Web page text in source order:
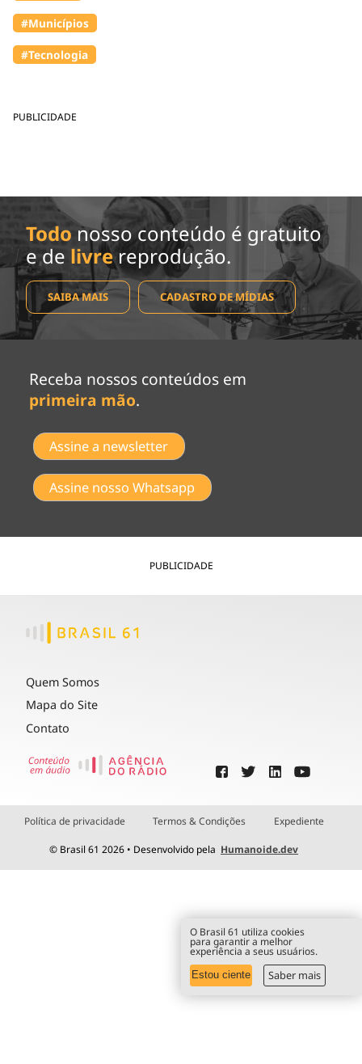
PUBLICIDADE
#Municípios
#Tecnologia
Todo nosso conteúdo é gratuito
e de livrereprodução.
SAIBA MAIS CADASTRO DE MÍDIAS
Receba nossos conteúdos em
primeira mão.
Assine a newsletter
Assine nosso Whatsapp
PUBLICIDADE
Quem Somos
Mapa do Site
Contato
Política de privacidade Termos & Condições Expediente
© Brasil 61 2026 • Desenvolvido pela Humanoide.dev
O Brasil 61 utiliza cookies
para garantir a melhor
experiência a seus usuários.
Estou ciente Saber mais